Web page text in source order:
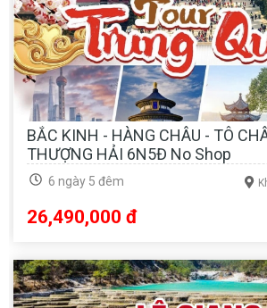
BẮC KINH - HÀNG CHÂU - TÔ
THƯỢNG HẢI 6N5Đ No Shop
6 ngày 5 đêm
26,490,000 đ